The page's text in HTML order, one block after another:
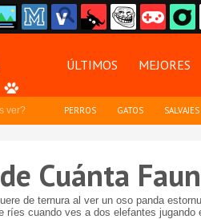
ÚLTIMOS MEJORES
ver? PERROS GATOS SALVAJES
Cuánta
de ternura al ver un oso panda
ríes cuando ves a dos elefantes jugando